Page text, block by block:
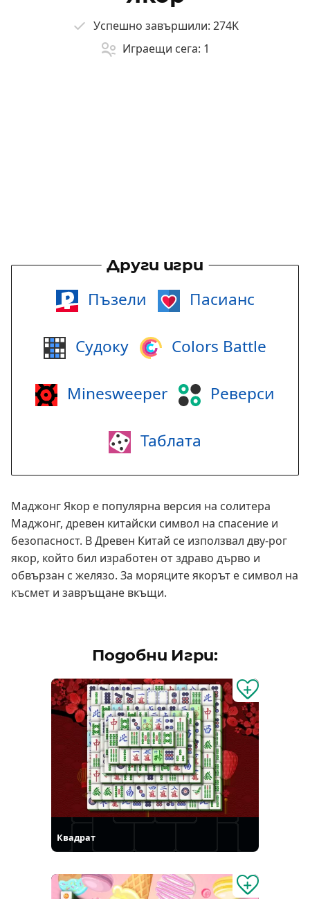
Успешно завършили: 274K
Играещи сега: 1
Други игри
Пъзели Пасианс
Судоку Colors Battle
Minesweeper Реверси
Таблата
Маджонг Якор е популярна версия на солитера
Маджонг, древен китайски символ на спасение и
безопасност. В Древен Китай се използвал дву-рог
якор, който бил изработен от здраво дърво и
обвързан с желязо. За моряците якорът е символ на
късмет и завръщане вкъщи.
Подобни Игри:
Квадрат